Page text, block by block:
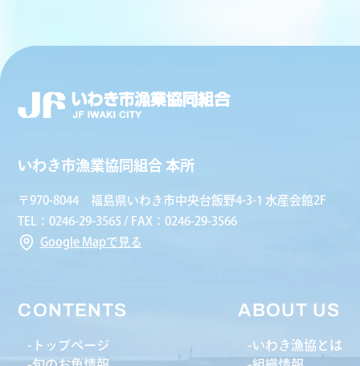
いわき市漁業協同組合 本所
〒970-8044 福島県いわき市中央台飯野4-3-1 水産会館2F
TEL：0246-29-3565 / FAX：0246-29-3566
Google Mapで見る
CONTENTS
トップページ
ABOUT US
いわき漁協とは